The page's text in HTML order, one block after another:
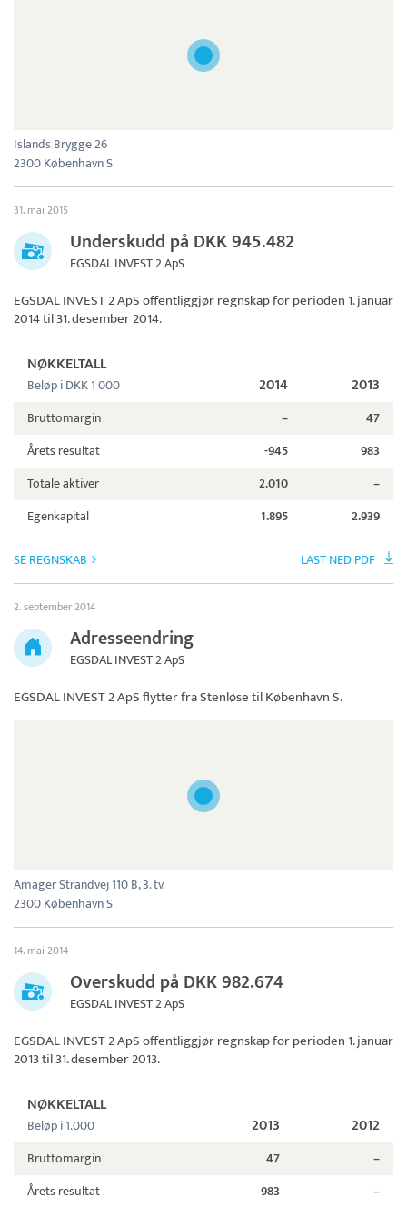
Islands Brygge 26
2300 København S
31. mai 2015
Underskudd på DKK 945.482
EGSDAL INVEST 2 ApS
EGSDAL INVEST 2 ApSoffentliggjør regnskap for perioden 1. januar
2014 til 31. desember 2014.
NØKKELTALL
Beløp i DKK 1 000 2014 2013
Bruttomargin –
47
Årets resultat
-945
983
Totale aktiver
2.010
–
Egenkapital
1.895 2.939
SE REGNSKAB LAST NED PDF
2. september 2014
Adresseendring
EGSDAL INVEST 2 ApS
EGSDAL INVEST 2 ApSflytter fra Stenløse til København S.
Amager Strandvej 110 B, 3. tv.
2300 København S
14. mai 2014
Overskudd på DKK 982.674
EGSDAL INVEST 2 ApS
EGSDAL INVEST 2 ApSoffentliggjør regnskap for perioden 1. januar
2013 til 31. desember 2013.
NØKKELTALL
Beløp i 1.000 2013 2012
Bruttomargin 47
–
Årets resultat
983
–